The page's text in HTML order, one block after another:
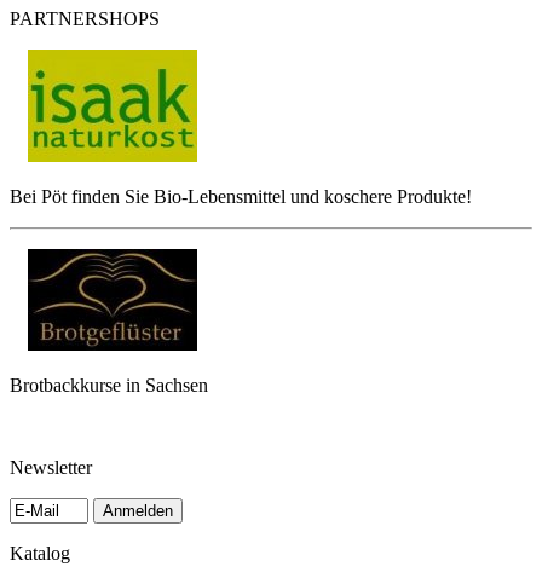
PARTNERSHOPS
Bei Pöt finden Sie Bio-Lebensmittel und koschere Produkte!
Brotbackkurse in Sachsen
Newsletter
Anmelden
Katalog